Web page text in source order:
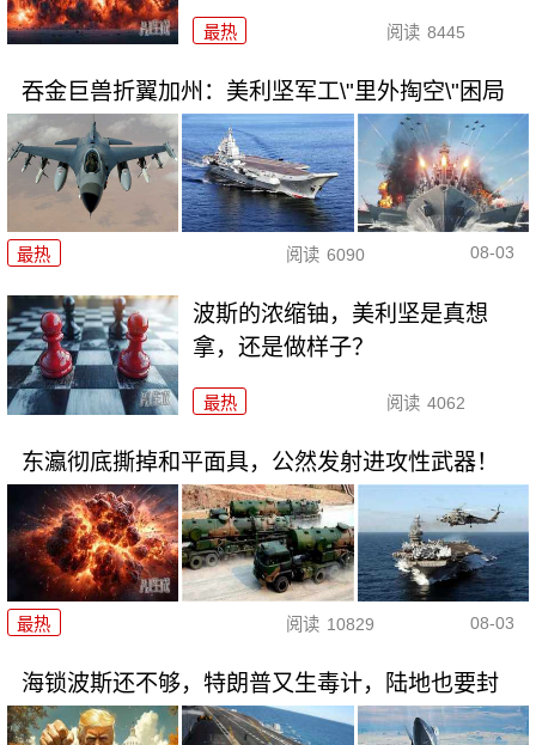
最热 阅读 8445
吞金巨兽折翼加州：美利坚军工\"里外掏空\"困局
最热 阅读 6090 08-03
波斯的浓缩铀，美利坚是真想
拿，还是做样子？
最热 阅读 4062
东瀛彻底撕掉和平面具，公然发射进攻性武器！
最热 阅读 10829 08-03
海锁波斯还不够，特朗普又生毒计，陆地也要封